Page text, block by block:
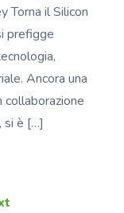
Torna il Silicon
prefigge
Ancora una
collaborazione
si è […]